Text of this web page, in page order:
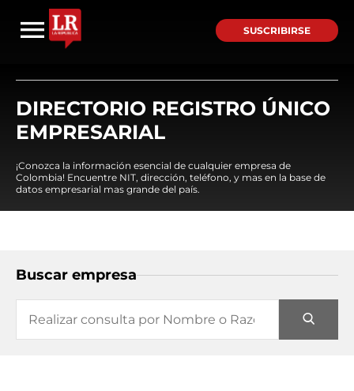
SUSCRIBIRSE
DIRECTORIO REGISTRO ÚNICO
EMPRESARIAL
¡Conozca la información esencial de cualquier empresa de
Colombia! Encuentre NIT, dirección, teléfono, y mas en la base de
datos empresarial mas grande del país.
Buscar empresa